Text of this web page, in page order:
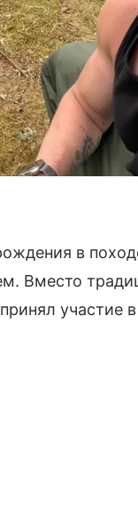
в
Вместо